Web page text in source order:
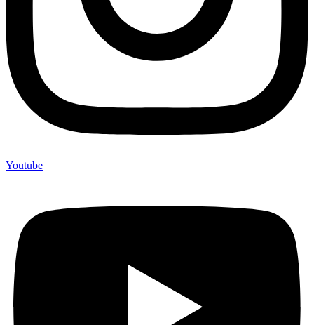
Youtube